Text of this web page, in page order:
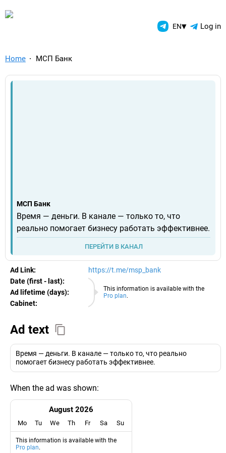
TelegramAds.com — EN▾ Log in
Home МСП Банк
МСП Банк
Время — деньги. В канале — только то, что
реально помогает бизнесу работать эффективнее.
ПЕРЕЙТИ В КАНАЛ
Ad Link: https://t.me/msp_bank
This information is available with the
Pro plan.
Date (first - last):
09.08.2026
Ad lifetime (days):
Cabinet:
EURO
Ad text
Время — деньги. В канале — только то, что реально
помогает бизнесу работать эффективнее.
When the ad was shown:
August 2026
Mo Tu We Th Fr Sa Su
This information is available with the
Pro plan.